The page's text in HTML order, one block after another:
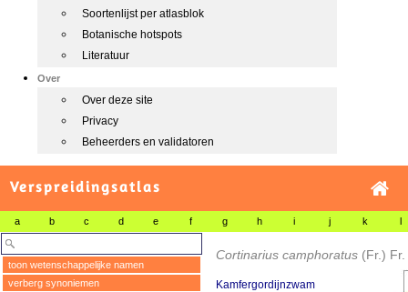
Soortenlijst per atlasblok
Botanische hotspots
Literatuur
Over
Over deze site
Privacy
Beheerders en validatoren
Verspreidingsatlas
a b c d e f g h i j k l
toon wetenschappelijke namen
verberg synoniemen
Cortinarius camphoratus (Fr.) Fr.
Kamfergordijnzwam